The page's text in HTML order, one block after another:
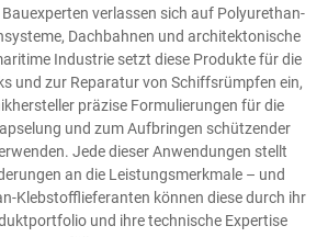
verlassen sich auf Polyurethan-
Dachbahnen und architektonische
Industrie setzt diese Produkte für die
und zur Reparatur von Schiffsrümpfen ein,
präzise Formulierungen für die
und zum Aufbringen schützender
Jede dieser Anwendungen stellt
an die Leistungsmerkmale – und
Klebstofflieferanten können diese durch ihr
und ihre technische Expertise